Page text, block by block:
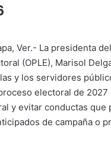
Ver.- La presidenta
(OPLE), Marisol
y los servidores
electoral de 2027
y evitar conductas que
de campaña o